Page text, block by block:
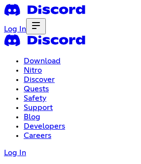
Log In
Download
Nitro
Discover
Quests
Safety
Support
Blog
Developers
Careers
Log In